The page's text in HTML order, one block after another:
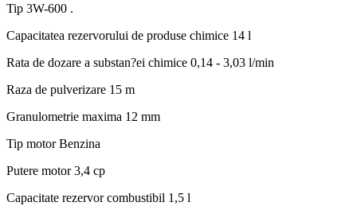
Tip 3W-600 .
Capacitatea rezervorului de produse chimice 14 l
Rata de dozare a substan?ei chimice 0,14 - 3,03 l/min
Raza de pulverizare 15 m
Granulometrie maxima 12 mm
Tip motorBenzina
Putere motor3,4 cp
Capacitate rezervor combustibil 1,5 l